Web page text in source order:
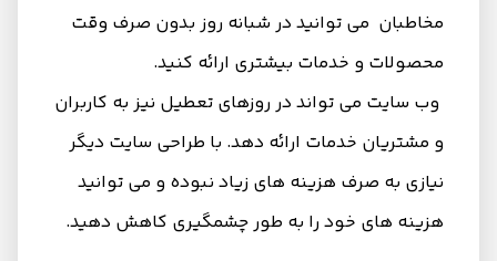
مخاطبان می‌ توانید در شبانه روز بدون صرف وقت
محصولات و خدمات بیشتری ارائه کنید.
وب سایت می تواند در روزهای تعطیل نیز به کاربران
و مشتریان خدمات ارائه دهد. با طراحی سایت دیگر
نیازی به صرف هزینه های زیاد نبوده و می توانید
هزینه های خود را به طور چشمگیری کاهش دهید.